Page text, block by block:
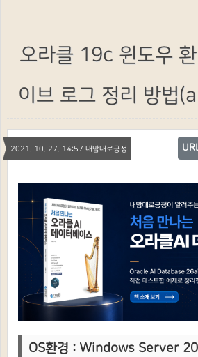
오라클 19c 윈도우
이브 로그 정리 방법
2021. 10. 27. 14:57 내맘대로긍정
OS환경 : Windows Server